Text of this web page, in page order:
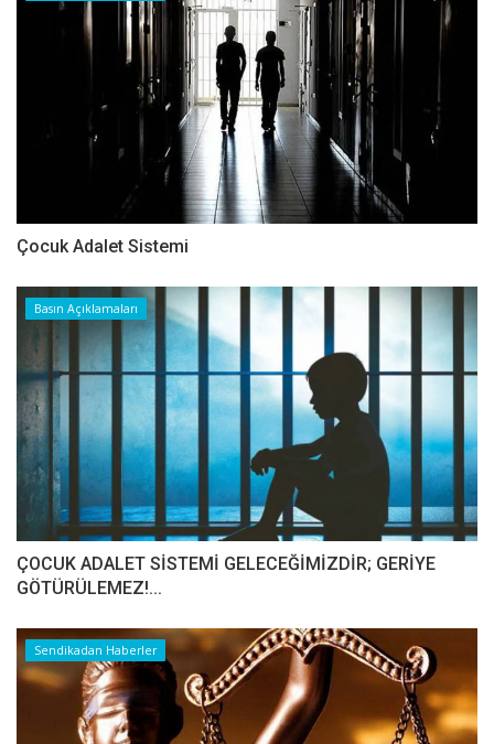
Çocuk Adalet Sistemi
Basın Açıklamaları
ÇOCUK ADALET SİSTEMİ GELECEĞİMİZDİR; GERİYE
GÖTÜRÜLEMEZ!...
Sendikadan Haberler